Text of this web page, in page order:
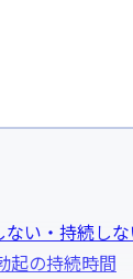
ない・持続し
起の持続時間